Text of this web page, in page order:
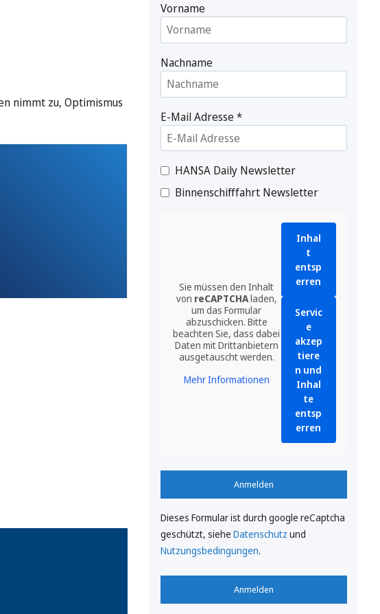
nimmt zu, Optimismus
Vorname
Nachname
E-Mail Adresse*
HANSA Daily Newsletter
Binnenschifffahrt Newsletter
Sie müssen den Inhalt
von reCAPTCHAladen,
um das Formular
abzuschicken. Bitte
beachten Sie, dass dabei
Daten mit Drittanbietern
ausgetauscht werden.
Mehr Informationen
Inhal
t
entsp
erren
Servic
e
akzep
tiere
n und
Inhal
te
entsp
erren
Anmelden
Dieses Formular ist durch google reCaptcha
geschützt, siehe Datenschutz und
Nutzungsbedingungen.
Anmelden